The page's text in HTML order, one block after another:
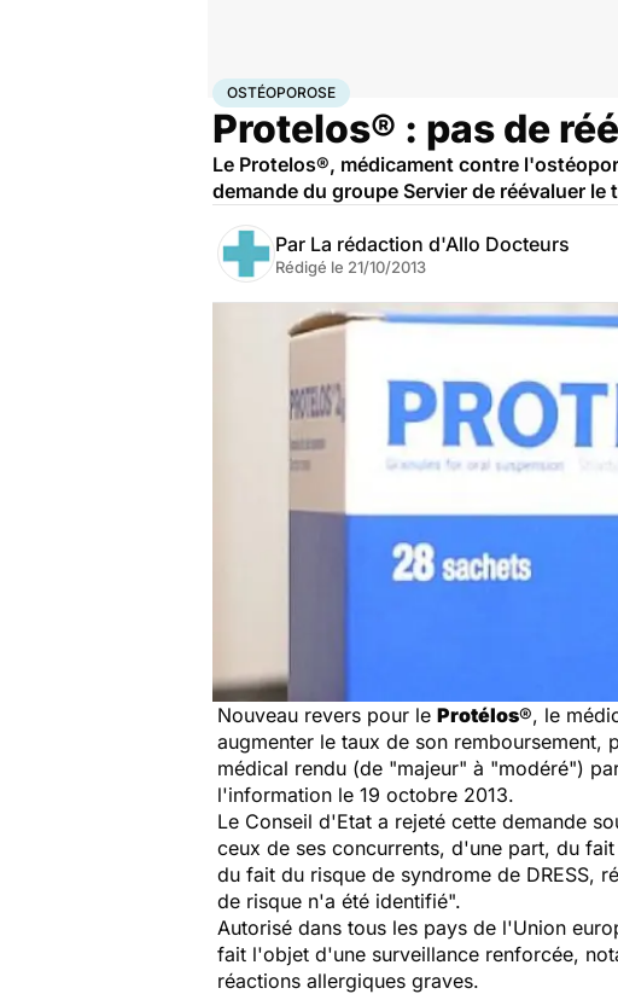
AccueilSantéOstéoporose
OSTÉOPOROSE
Protelos® : pas de
Le Protelos®, médicament contre
demande du groupe Servier de réévaluer
Par La rédaction d'Allo Docteurs
Rédigé le 21/10/2013
Nouveau revers pour le Protélos®, le
augmenter le taux de son remboursement,
médical rendu (de "majeur" à "modéré")
l'information le 19 octobre 2013.
Le Conseil d'Etat a rejeté cette demande
ceux de ses concurrents, d'une part, du
du fait du risque de syndrome de DRESS,
de risque n'a été identifié".
Autorisé dans tous les pays de l'Union
fait l'objet d'une surveillance renforcée,
réactions allergiques graves.